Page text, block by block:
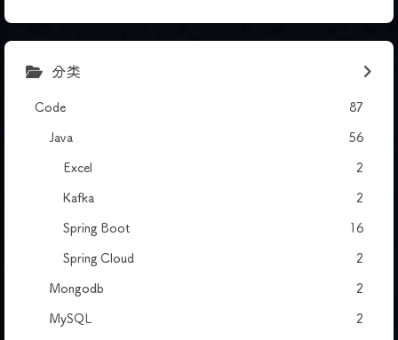
分类
Code 87
Java 56
Excel 2
Kafka 2
Spring Boot 16
Spring Cloud 2
Mongodb 2
MySQL 2